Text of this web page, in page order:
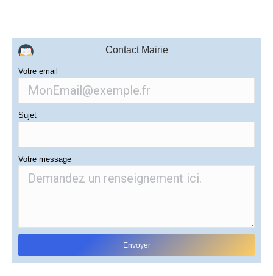
Contact Mairie
Votre email
Sujet
Votre message